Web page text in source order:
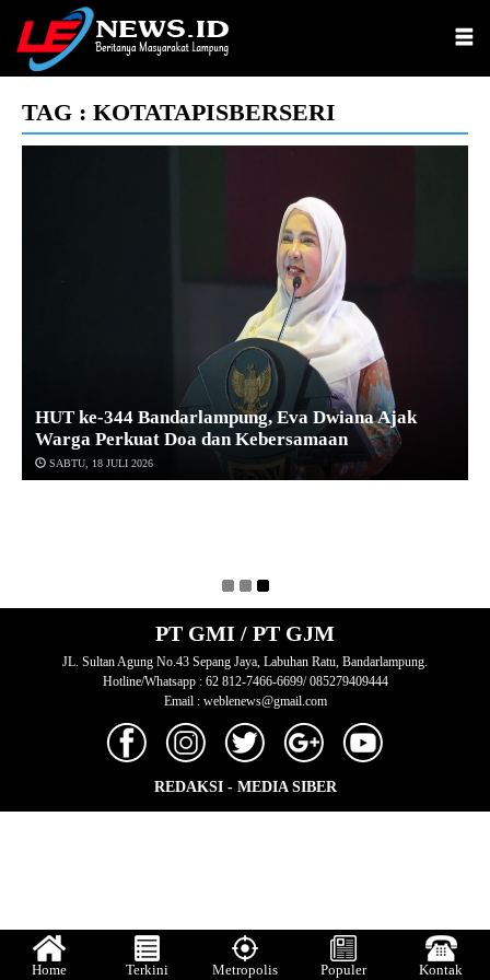
TAG : KOTATAPISBERSERI
HUT ke-344 Bandarlampung, Eva Dwiana Ajak
Warga Perkuat Doa dan Kebersamaan
SABTU, 18 JULI 2026
PT GMI / PT GJM
JL. Sultan Agung No.43 Sepang Jaya, Labuhan Ratu, Bandarlampung.
Hotline/Whatsapp : 62 812-7466-6699/ 085279409444
Email : weblenews@gmail.com
REDAKSI- MEDIA SIBER
Home Terkini Metropolis Populer Kontak